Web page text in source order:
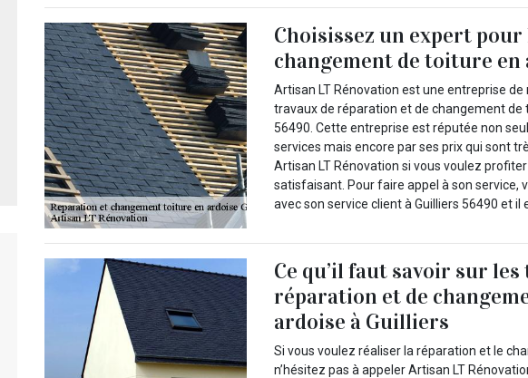
Choisissez un expert
changement de toiture
Artisan LT Rénovation est une entreprise
travaux de réparation et de changement de
56490. Cette entreprise est réputée non
services mais encore par ses prix qui sont
Artisan LT Rénovation si vous voulez
satisfaisant. Pour faire appel à son service,
avec son service client à Guilliers 56490 et
Ce qu’il faut savoir sur les
réparation et de
ardoise à Guilliers
Si vous voulez réaliser la réparation et le
n’hésitez pas à appeler Artisan LT